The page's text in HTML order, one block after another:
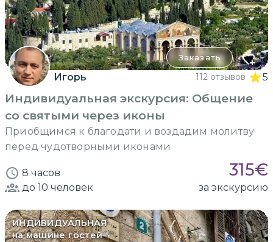
Заказать
Игорь 112 отзывов 5
Индивидуальная экскурсия: Общение
со святыми через иконы
Приобщимся к благодати и воздадим молитву
перед чудотворными иконами
8 часов 315€
до 10 человек за экскурсию
ИНДИВИДУАЛЬНАЯ
на машине гостей